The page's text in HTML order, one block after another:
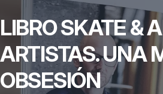
LIBRO SKATE &
ARTISTAS. UNA
OBSESIÓN